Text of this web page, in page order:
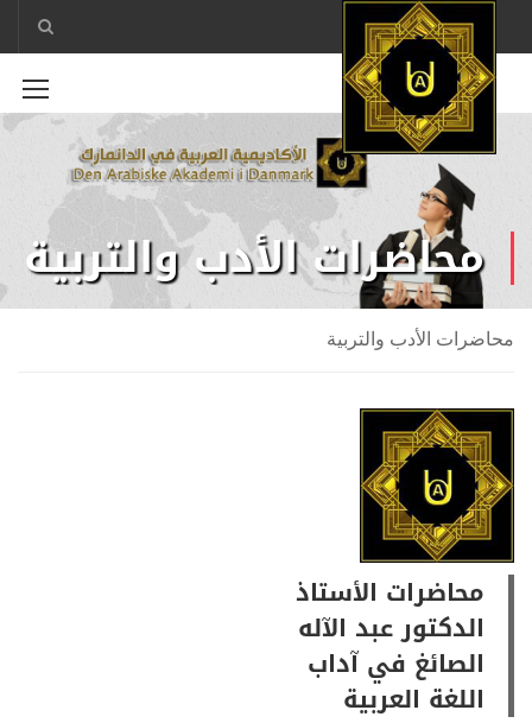
محاضرات الأدب والتربية
محاضرات الأدب والتربية
محاضرات الأستاذ
الدكتور عبد الآله
الصائغ في آداب
اللغة العربية